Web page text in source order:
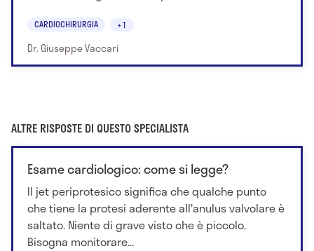
CARDIOCHIRURGIA +1
Dr. Giuseppe Vaccari
ALTRE RISPOSTE DI QUESTO SPECIALISTA
Esame cardiologico: come si legge?
Il jet periprotesico significa che qualche punto
che tiene la protesi aderente all'anulus valvolare è
saltato. Niente di grave visto che è piccolo.
Bisogna monitorare...